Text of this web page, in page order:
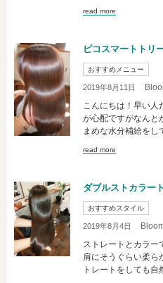
read more
ピコスマートトリ
おすすめメニュー
2019年8月11日
こんにちは！早い
が心配ですがなんと
まめな水分補給をし
read more
ダブルストカラー
おすすめスタイル
2019年8月4日
ストレートとカラー
肩にそうぐらい柔ら
トレートをしても自